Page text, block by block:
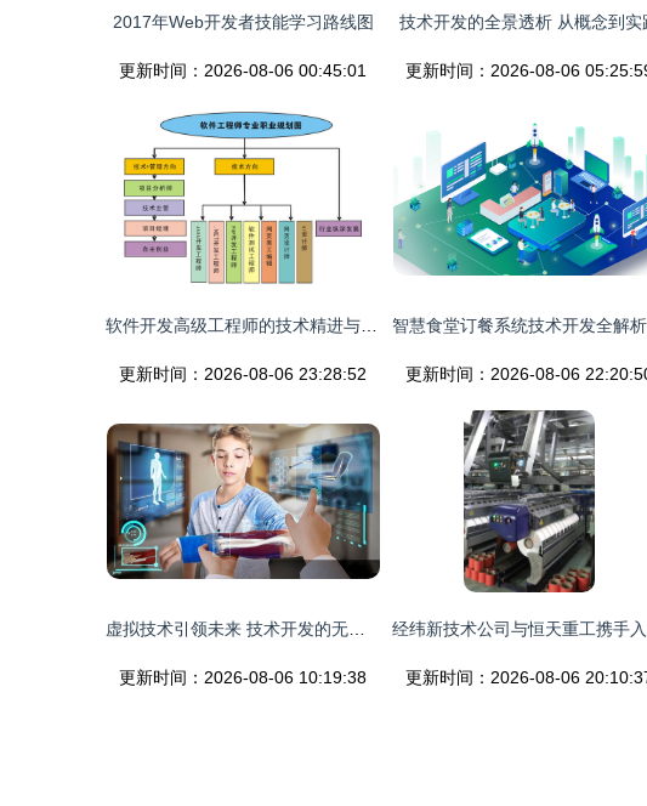
2017年Web开发者技能学习路线图
更新时间：2026-08-06 00:45:01
技术开发的全景透析 从概念到实
更新时间：2026-08-06
更新时间：2026-08-06 23:28:52 更新时间：2026-08-06
更新时间：2026-08-06 10:19:38 更新时间：2026-08-06